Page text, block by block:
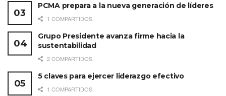
PCMA prepara a la nueva generación de líderes
1 COMPARTIDOS
Grupo Presidente avanza firme hacia la
sustentabilidad
2 COMPARTIDOS
5 claves para ejercer liderazgo efectivo
1 COMPARTIDOS